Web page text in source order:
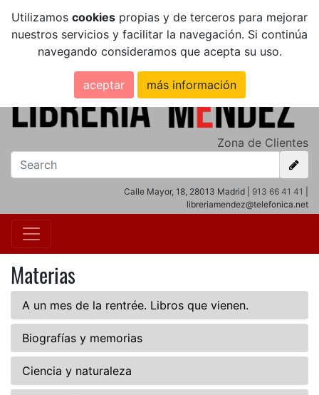
Utilizamos cookies propias y de terceros para mejorar
nuestros servicios y facilitar la navegación. Si continúa
navegando consideramos que acepta su uso.
aceptar más información
Zona de Clientes
Calle Mayor, 18, 28013 Madrid | 913 66 41 41
libreriamendez@telefonica.net
Materias
A un mes de la rentrée. Libros que vienen.
Biografías y memorias
Ciencia y naturaleza